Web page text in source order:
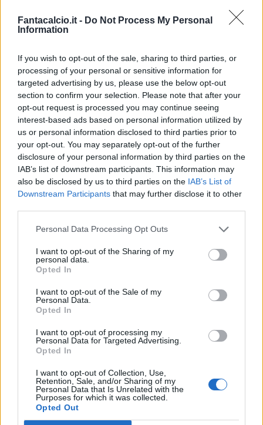
Fantacalcio.it - Do Not Process My Personal
Information
If you wish to opt-out of the sale, sharing to third parties, or
processing of your personal or sensitive information for
targeted advertising by us, please use the below opt-out
section to confirm your selection. Please note that after your
opt-out request is processed you may continue seeing
interest-based ads based on personal information utilized by
us or personal information disclosed to third parties prior to
your opt-out. You may separately opt-out of the further
disclosure of your personal information by third parties on the
IAB’s list of downstream participants. This information may
also be disclosed by us to third parties on the IAB’s List of
Downstream Participants that may further disclose it to other
Personal Data Processing Opt Outs
I want to opt-out of the Sharing of my
personal data.
Opted In
I want to opt-out of the Sale of my
Personal Data.
Opted In
I want to opt-out of processing my
Personal Data for Targeted Advertising.
Opted In
I want to opt-out of Collection, Use,
Retention, Sale, and/or Sharing of my
Personal Data that Is Unrelated with the
Purposes for which it was collected.
Opted Out
Classic Mantra
Riepilogo stagione
Titolare 5 - 13%
Entrato 9 - 23%
Squalificato 0 - 0%
Infortunato 0 - 0%
Inutilizzato
Scarica riepilogo
stagionale
Giornata Voto FV EntratoUscito Bonus/Malus
MON 1-2